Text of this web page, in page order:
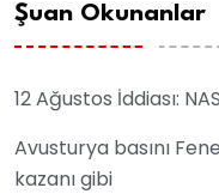
Şuan Okunanlar
12 Ağustos İddiası:
Avusturya basını
kazanı gibi